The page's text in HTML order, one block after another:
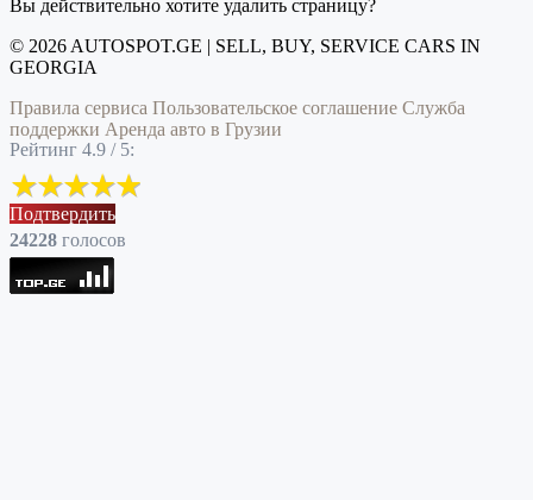
Вы действительно хотите удалить страницу?
© 2026 AUTOSPOT.GE | SELL, BUY, SERVICE CARS IN
GEORGIA
Правила сервиса Пользовательское соглашение Служба
поддержки Аренда авто в Грузии
Рейтинг 4.9 / 5:
Подтвердить
24228 голоcов